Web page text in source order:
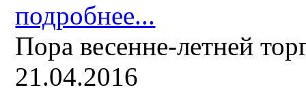
подробнее...
Пора весенне-летней
21.04.2016